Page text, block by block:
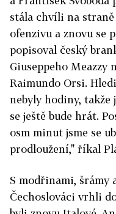
stála chvíli na
ofenzivu a znovu se
popisoval český
Giuseppeho Meazzy
Raimundo Orsi.
nebyly hodiny, takže
se ještě bude hrát.
osm minut jsme se
prodloužení," říkal
S modřinami, šrámy
Čechoslováci vrhli